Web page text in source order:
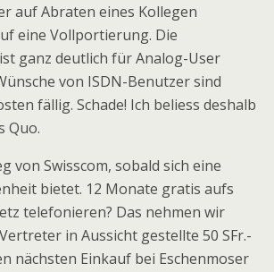
auf Abraten eines Kollegen
eine Vollportierung. Die
ganz deutlich für Analog-User
von ISDN-Benutzer sind
fällig. Schade! Ich beliess deshalb
Quo.
von Swisscom, sobald sich eine
bietet. 12 Monate gratis aufs
telefonieren? Das nehmen wir
in Aussicht gestellte 50 SFr.-
nächsten Einkauf bei Eschenmoser